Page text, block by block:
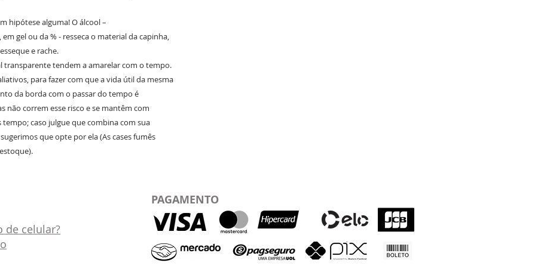
hipótese alguma! O álcool –
gel ou da % - resseca o material da capinha,
e rache.
transparente tendem a amarelar com o tempo.
para fazer com que a vida útil da mesma
da borda com o passar do tempo é
não correm esse risco e se mantêm com
caso julgue que combina com sua
que opte por ela (As cases fumês
de celular?
PAGAMENTO